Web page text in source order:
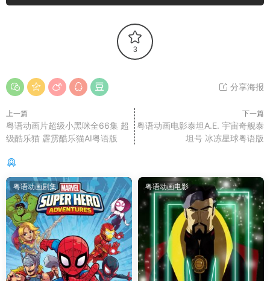
3
分享海报
上一篇
粤语动画片超级小黑咪全66集 超
级酷乐猫 霹雳酷乐猫AI粤语版
下一篇
粤语动画电影泰坦A.E. 宇宙奇舰泰
坦号 冰冻星球粤语版
粤语动画剧集 粤语动画电影